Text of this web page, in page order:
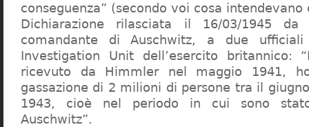
conseguenza” (secondo voi cosa intendevano
Dichiarazione rilasciata il 16/03/1945
comandante di Auschwitz, a due
Investigation Unit dell’esercito britannico:
ricevuto da Himmler nel maggio 1941,
gassazione di 2 milioni di persone tra il
1943, cioè nel periodo in cui sono
Auschwitz”.